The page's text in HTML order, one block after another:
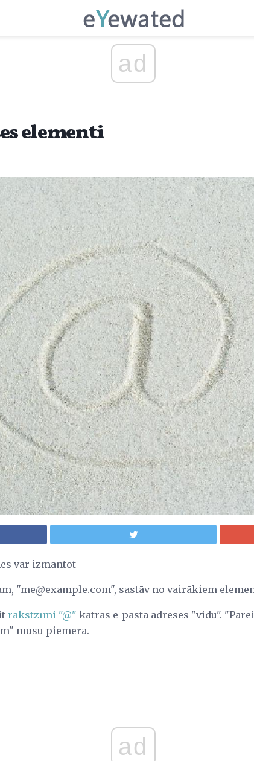
ad
elementi
var izmantot
"me@example.com", sastāv no vairākiem
rakstzīmi "@" katras e-pasta adreses "vidū".
mūsu piemērā.
ad